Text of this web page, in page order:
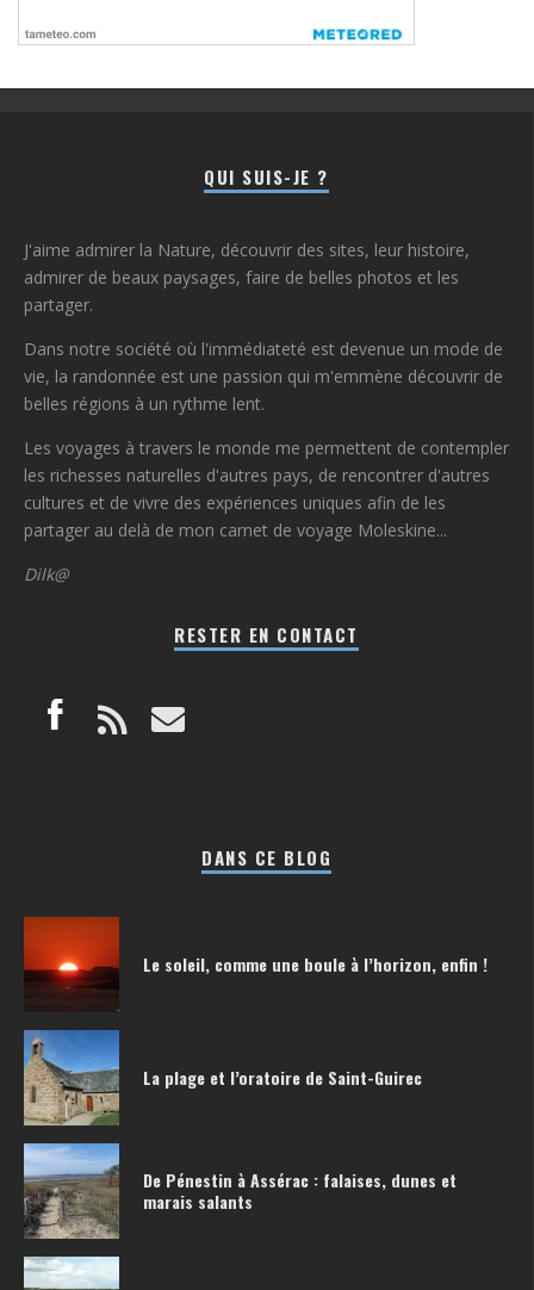
QUI SUIS-JE ?
J'aime admirer la Nature, découvrir des sites, leur histoire,
admirer de beaux paysages, faire de belles photos et les
partager.
Dans notre société où l'immédiateté est devenue un mode de
vie, la randonnée est une passion qui m'emmène découvrir de
belles régions à un rythme lent.
Les voyages à travers le monde me permettent de contempler
les richesses naturelles d'autres pays, de rencontrer d'autres
cultures et de vivre des expériences uniques afin de les
partager au delà de mon carnet de voyage Moleskine...
Dilk@
RESTER EN CONTACT
DANS CE BLOG
Le soleil, comme une boule à l’horizon, enfin !
La plage et l’oratoire de Saint-Guirec
De Pénestin à Assérac : falaises, dunes et
marais salants